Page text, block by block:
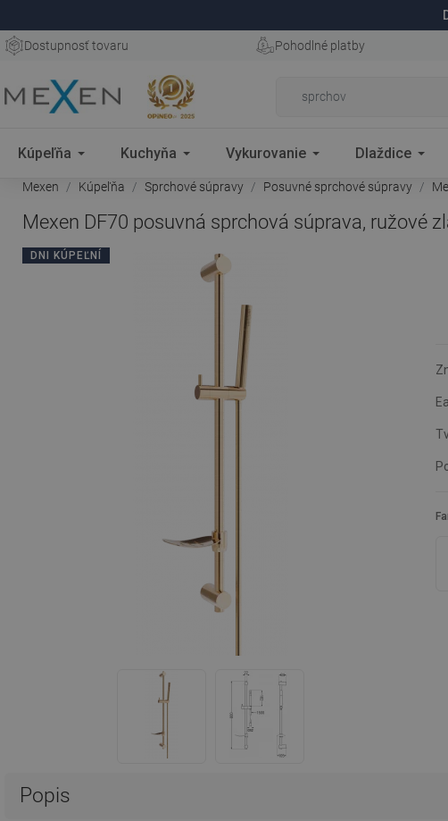
Dostupnosť tovaru Pohodlné platby
Kúpeľňa Kuchyňa Vykurovanie Dlaždice
Mexen Kúpeľňa Sprchové súpravy Posuvné sprchové súpravy
Mexen DF70 posuvná sprchová súprava, ružové
DNI KÚPEĽNÍ
Popis